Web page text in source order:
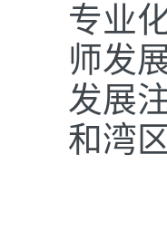
专业
师发
发展
和湾